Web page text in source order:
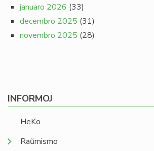
januaro 2026 (33)
decembro 2025 (31)
novembro 2025 (28)
INFORMOJ
HeKo
Raŭmismo